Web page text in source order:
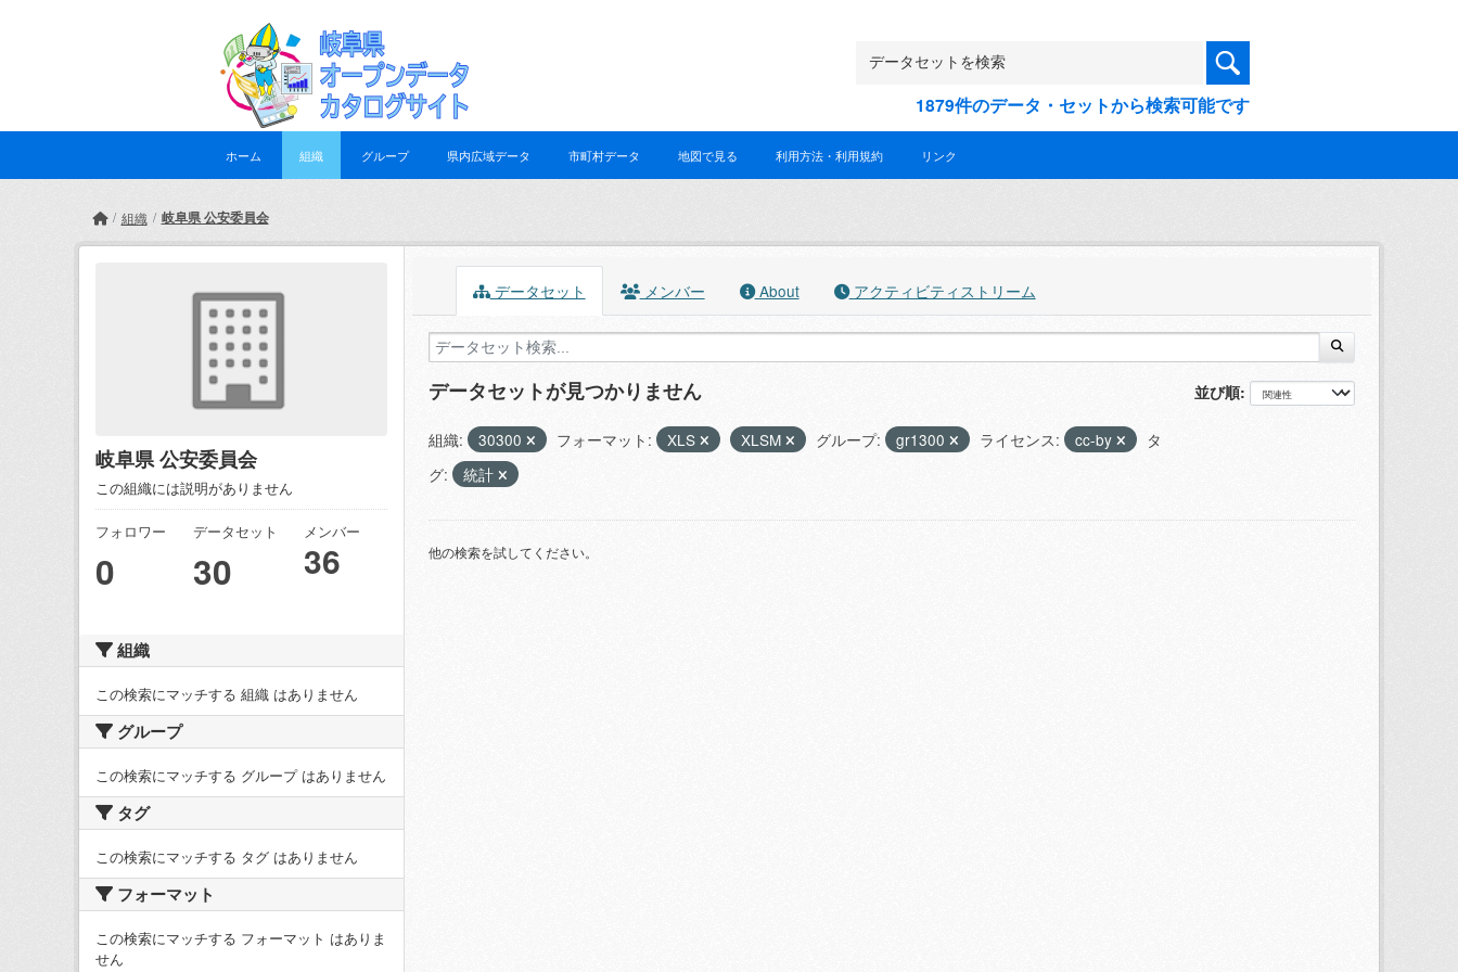
1879件のデータ・セットから検索可能です
ホーム 組織 グループ 県内広域データ 市町村データ 地図で見る 利用方法・利用規約 リンク
組織 岐阜県 公安委員会
岐阜県 公安委員会
この組織には説明がありません
フォロワー
0
データセット
30
メンバー
36
組織
この検索にマッチする 組織 はありません
グループ
この検索にマッチする グループ はありません
タグ
この検索にマッチする タグ はありません
フォーマット
この検索にマッチする フォーマット はありま
せん
データセット メンバー About アクティビティストリーム
並び順
データセットが見つかりません
組織: 30300 フォーマット: XLS XLSM グループ: gr1300 ライセンス: cc-by
タ
グ:
統計
他の検索を試してください。